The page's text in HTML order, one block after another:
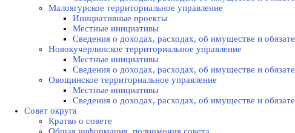
Малоягурское территориальное управление
Инициативные проекты
Местные инициативы
Сведения о доходах, расходах, об имуществе и
Новокучерлинское территориальное управление
Местные инициативы
Сведения о доходах, расходах, об имуществе и
Овощинское территориальное управление
Местные инициативы
Сведения о доходах, расходах, об имуществе и
Совет округа
Кратко о совете